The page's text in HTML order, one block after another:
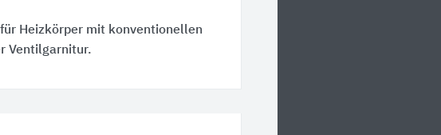
Heizkörper mit konventionellen
Ventilgarnitur.